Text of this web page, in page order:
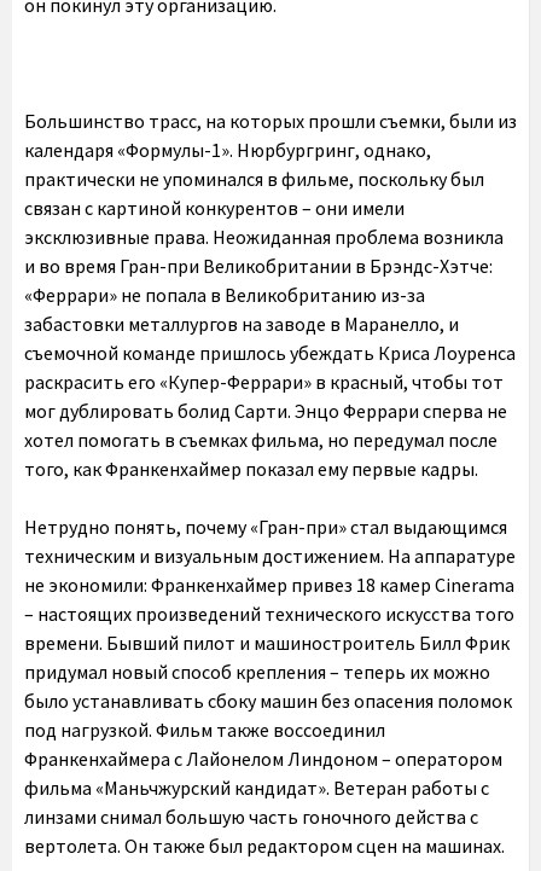
он покинул эту организацию.
Большинство трасс, на которых прошли съемки, были из
календаря «Формулы-1». Нюрбургринг, однако,
практически не упоминался в фильме, поскольку был
связан с картиной конкурентов – они имели
эксклюзивные права. Неожиданная проблема возникла
и во время Гран-при Великобритании в Брэндс-Хэтче:
«Феррари» не попала в Великобританию из-за
забастовки металлургов на заводе в Маранелло, и
съемочной команде пришлось убеждать Криса Лоуренса
раскрасить его «Купер-Феррари» в красный, чтобы тот
мог дублировать болид Сарти. Энцо Феррари сперва не
хотел помогать в съемках фильма, но передумал после
того, как Франкенхаймер показал ему первые кадры.
Нетрудно понять, почему «Гран-при» стал выдающимся
техническим и визуальным достижением. На аппаратуре
не экономили: Франкенхаймер привез 18 камер Cinerama
– настоящих произведений технического искусства того
времени. Бывший пилот и машиностроитель Билл Фрик
придумал новый способ крепления – теперь их можно
было устанавливать сбоку машин без опасения поломок
под нагрузкой. Фильм также воссоединил
Франкенхаймера с Лайонелом Линдоном – оператором
фильма «Маньчжурский кандидат». Ветеран работы с
линзами снимал большую часть гоночного действа с
вертолета. Он также был редактором сцен на машинах.